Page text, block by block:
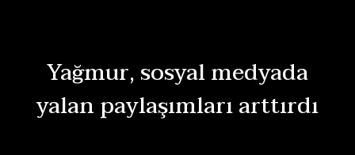
Yağmur, sosyal medyada
yalan paylaşımları arttırdı